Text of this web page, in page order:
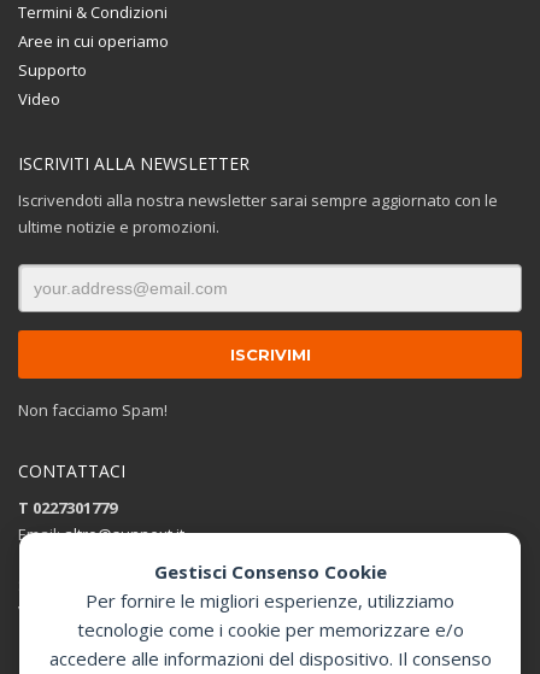
Gestisci Consenso Cookie
Per fornire le migliori esperienze, utilizziamo
tecnologie come i cookie per memorizzare e/o
accedere alle informazioni del dispositivo. Il consenso
Termini & Condizioni
Aree in cui operiamo
Supporto
Video
ISCRIVITI ALLA NEWSLETTER
Iscrivendoti alla nostra newsletter sarai sempre aggiornato con le
ultime notizie e promozioni.
Non facciamo Spam!
CONTATTACI
T 0227301779
Email:altro@sunnext.it
Via Perugino 44 , 20093 Cologno Monzese (MI)
Apri in Google Maps